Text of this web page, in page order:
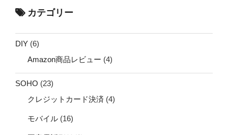
カテゴリー
DIY (6)
Amazon商品レビュー (4)
SOHO (23)
クレジットカード決済 (4)
モバイル (16)